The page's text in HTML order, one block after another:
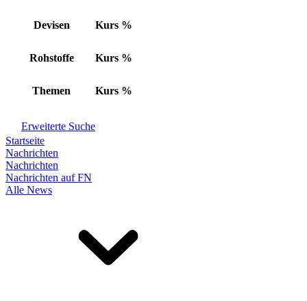
Devisen Kurs %
Rohstoffe Kurs %
Themen Kurs %
Erweiterte Suche
Startseite
Nachrichten
Nachrichten
Nachrichten auf FN
Alle News